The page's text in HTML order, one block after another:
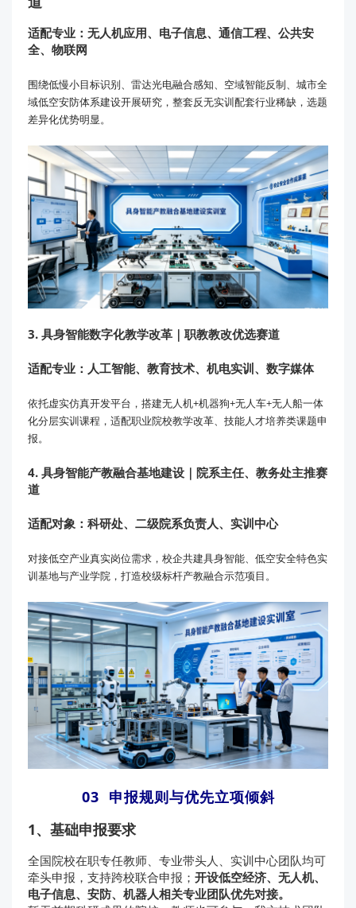
适配专业：无人机应用、电子信息、通信工程、公共安
全、物联网
围绕低慢小目标识别、雷达光电融合感知、空域智能反制、城市全
域低空安防体系建设开展研究，整套反无实训配套行业稀缺，选题
差异化优势明显。
3. 具身智能数字化教学改革｜职教教改优选赛道
适配专业：人工智能、教育技术、机电实训、数字媒体
依托虚实仿真开发平台，搭建无人机+机器狗+无人车+无人船一体
化分层实训课程，适配职业院校教学改革、技能人才培养类课题申
报。
4. 具身智能产教融合基地建设｜院系主任、教务处主推赛
道
适配对象：科研处、二级院系负责人、实训中心
对接低空产业真实岗位需求，校企共建具身智能、低空安全特色实
训基地与产业学院，打造校级标杆产教融合示范项目。
03 申报规则与优先立项倾斜
1、基础申报要求
全国院校在职专任教师、专业带头人、实训中心团队均可
牵头申报，支持跨校联合申报； 开设低空经济、无人机、
电子信息、安防、机器人相关专业团队优先对接。